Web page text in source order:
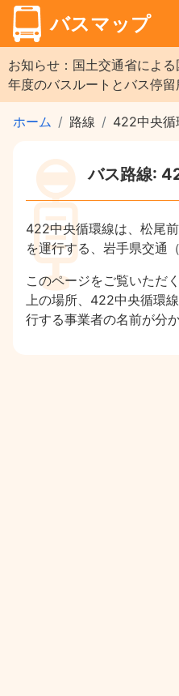
バスマップ
お知らせ：国土交通省によ
年度のバスルートとバス停留
ホーム 路線 422中央循
バス路線:
422中央循環線は、松尾
を運行する、岩手県交通
このページをご覧いただ
上の場所、422中央循環
行する事業者の名前が分か